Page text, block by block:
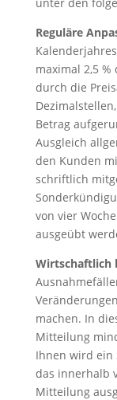
Reguläre
maximal 2,5
durch die
Betrag
Ausgleich
den Kunden
schriftlich
von vier
ausgeübt
Wirtschaftlich
machen. In
Mitteilung
Ihnen wird ein
das innerhalb
Mitteilung